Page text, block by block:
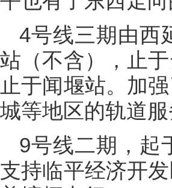
4号线三期由西
站（不含），止
止于闻堰站。加
城等地区的轨道服
9号线二期，起
支持临平经济开